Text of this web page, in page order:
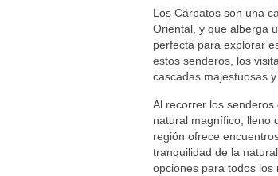
Los Cárpatos son una
Oriental, y que alberga
perfecta para explorar
estos senderos, los
cascadas majestuosas
Al recorrer los
natural magnífico, lleno
región ofrece
tranquilidad de la
opciones para todos los